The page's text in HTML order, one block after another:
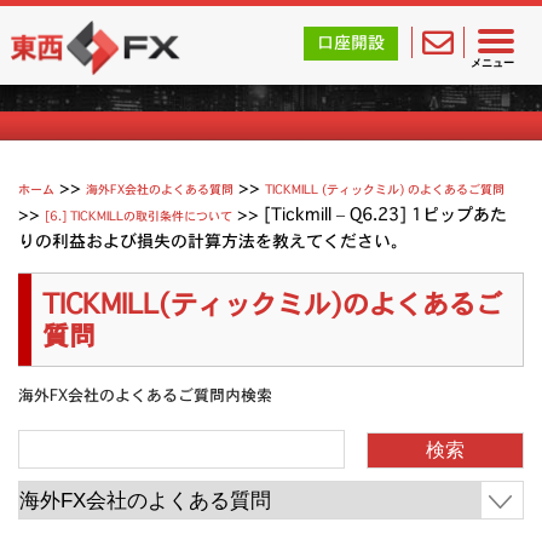
メニュー
東西FX｜海外FX会社（ブローカー）の無料口座開設サポ
口座開設
Tickmill (ティックミル) よくあるご質問
ホーム >>海外FX会社のよくある質問 >>TICKMILL (ティックミル) のよくあるご質問
>> [6.] TICKMILLの取引条件について >> [Tickmill – Q6.23] 1ピップあた
りの利益および損失の計算方法を教えてください。
TICKMILL(ティックミル)のよくあるご
質問
海外FX会社のよくあるご質問内検索